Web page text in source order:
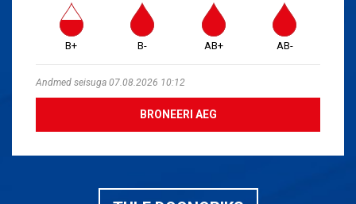
B+ B- AB+ AB-
Andmed seisuga 07.08.2026 10:12
BRONEERI AEG